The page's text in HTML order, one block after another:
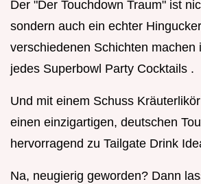
Der "Der Touchdown Traum" ist
sondern auch ein echter
verschiedenen Schichten machen
jedes Superbowl Party Cocktails .
Und mit einem Schuss
einen einzigartigen, deutschen
hervorragend zu Tailgate Drink
Na, neugierig geworden? Dann